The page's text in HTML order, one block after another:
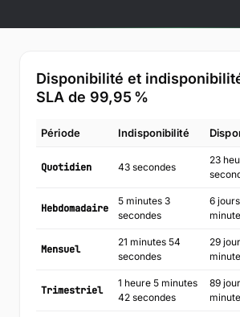
Connexion
Disponibilité et
SLA de 99,95 %
Période Indisponibilité
Quotidien 43 secondes
23
Hebdomadaire
5 minutes 3
secondes
6
Mensuel
21 minutes 54
secondes
29
Trimestriel
1 heure 5 minutes
42 secondes
89